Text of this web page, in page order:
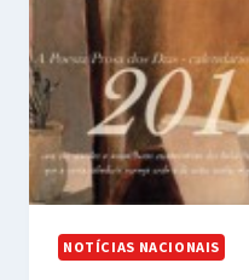
NOTÍCIAS NACIONAIS